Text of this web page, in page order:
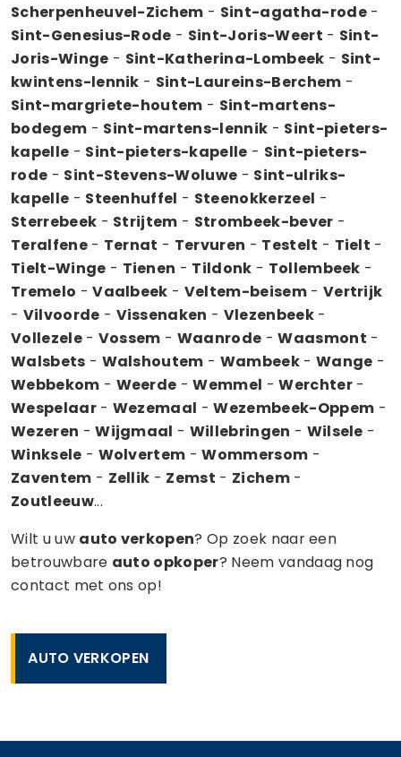
Scherpenheuvel-Zichem - Sint-agatha-rode-
Sint-Genesius-Rode - Sint-Joris-Weert - Sint-
Joris-Winge - Sint-Katherina-Lombeek - Sint-
kwintens-lennik - Sint-Laureins-Berchem -
Sint-margriete-houtem - Sint-martens-
bodegem - Sint-martens-lennik - Sint-pieters-
kapelle - Sint-pieters-kapelle - Sint-pieters-
rode - Sint-Stevens-Woluwe - Sint-ulriks-
kapelle - Steenhuffel - Steenokkerzeel -
Sterrebeek - Strijtem - Strombeek-bever -
Teralfene- Ternat - Tervuren - Testelt - Tielt -
Tielt-Winge - Tienen - Tildonk - Tollembeek -
Tremelo -Vaalbeek - Veltem-beisem- Vertrijk
- Vilvoorde - Vissenaken - Vlezenbeek-
Vollezele- Vossem - Waanrode -Waasmont -
Walsbets - Walshoutem - Wambeek- Wange -
Webbekom - Weerde -Wemmel -Werchter-
Wespelaar- Wezemaal -Wezembeek-Oppem -
Wezeren -Wijgmaal - Willebringen - Wilsele -
Winksele - Wolvertem -Wommersom -
Zaventem - Zellik - Zemst - Zichem-
Zoutleeuw...
Wilt u uw auto verkopen? Op zoek naar een
betrouwbare auto opkoper? Neem vandaag nog
contact met ons op!
AUTO VERKOPEN